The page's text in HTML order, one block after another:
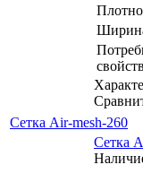
Сетка Air-mesh-260
Сетка